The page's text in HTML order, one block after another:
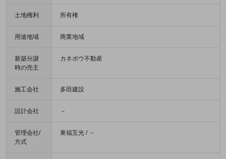
土地権利 所有権
用途地域 商業地域
新築分譲
時の売主
カネボウ不動産
施工会社 多田建設
設計会社 －
管理会社/
方式
東福互光 / －